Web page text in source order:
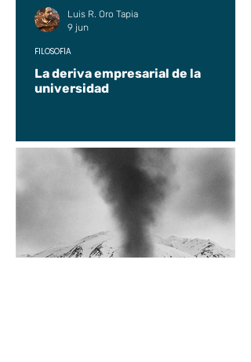
La deriva empresarial de la
universidad
FILOSOFÍA
Luis R. Oro Tapia
9 jun